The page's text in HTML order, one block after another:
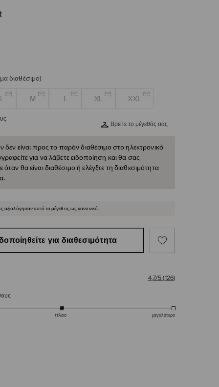
διαθέσιμο)
M L XL XXL
Βρείτε το μέγεθός σας
δεν είναι προς το παρόν διαθέσιμο στο ηλεκτρονικό
για να λάβετε ειδοποίηση και θα σας
θα είναι διαθέσιμο ή ελέγξτε τη διαθεσιμότητα
αξιολόγησαν αυτό το μέγεθος ως κανονικό.
για διαθεσιμότητα
4,7/5(126)
τέλειο μεγαλύτερο